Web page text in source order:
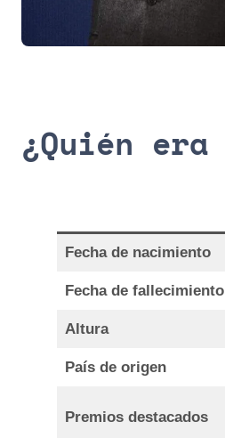
¿Quién era
Fecha de nacimiento
Fecha de fallecimiento
Altura
País de origen
Premios destacados